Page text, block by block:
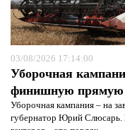
03/08/2026 17:14:00
Уборочная
финишную прямую
Уборочная кампания – на
губернатор Юрий Слюсарь.